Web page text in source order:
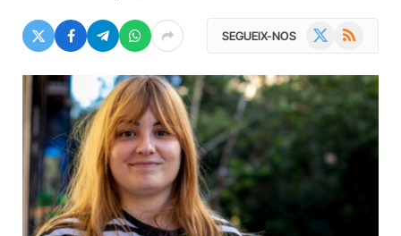
SEGUEIX-NOS RSS